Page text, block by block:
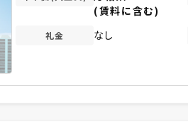
(賃料に含む)
礼金 なし